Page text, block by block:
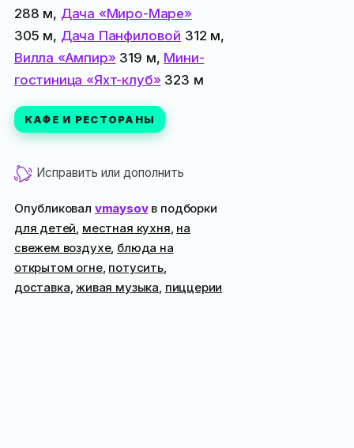
288 м, Дача «Миро-Маре»
305 м, Дача Панфиловой 312 м,
Вилла «Ампир»319 м, Мини-
гостиница «Яхт-клуб»323 м
КАФЕ И РЕСТОРАНЫ
Исправить или дополнить
Опубликовал vmaysovв подборки
для детей, местная кухня, на
свежем воздухе, блюда на
открытом огне, потусить,
доставка,живая музыка, пиццерии